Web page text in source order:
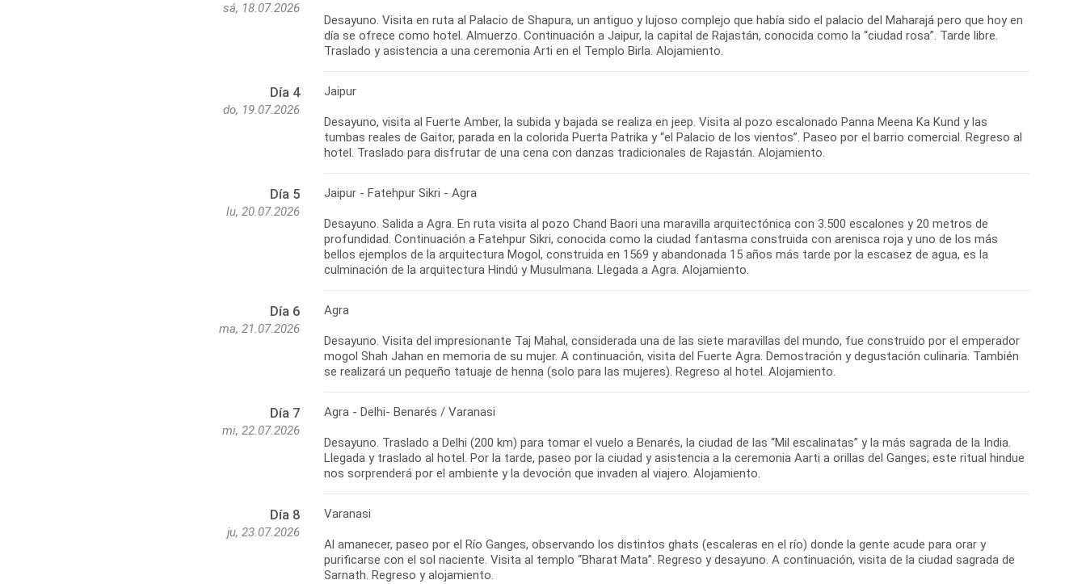
sá, 18.07.2026
Desayuno. Visita en ruta al Palacio de Shapura, un antiguo y lujoso complejo que había sido el palacio del Maharajá pero que hoy en
día se ofrece como hotel. Almuerzo. Continuación a Jaipur, la capital de Rajastán, conocida como la “ciudad rosa”. Tarde libre.
Traslado y asistencia a una ceremonia Arti en el Templo Birla. Alojamiento.
Día 4
do, 19.07.2026
Jaipur
Desayuno, visita al Fuerte Amber, la subida y bajada se realiza en jeep. Visita al pozo escalonado Panna Meena Ka Kund y las
tumbas reales de Gaitor, parada en la colorida Puerta Patrika y “el Palacio de los vientos”. Paseo por el barrio comercial. Regreso al
hotel. Traslado para disfrutar de una cena con danzas tradicionales de Rajastán. Alojamiento.
Día 5
lu, 20.07.2026
Jaipur - Fatehpur Sikri - Agra
Desayuno. Salida a Agra. En ruta visita al pozo Chand Baori una maravilla arquitectónica con 3.500 escalones y 20 metros de
profundidad. Continuación a Fatehpur Sikri, conocida como la ciudad fantasma construida con arenisca roja y uno de los más
bellos ejemplos de la arquitectura Mogol, construida en 1569 y abandonada 15 años más tarde por la escasez de agua, es la
culminación de la arquitectura Hindú y Musulmana. Llegada a Agra. Alojamiento.
Día 6
ma, 21.07.2026
Agra
Desayuno. Visita del impresionante Taj Mahal, considerada una de las siete maravillas del mundo, fue construido por el emperador
mogol Shah Jahan en memoria de su mujer. A continuación, visita del Fuerte Agra. Demostración y degustación culinaria. También
se realizará un pequeño tatuaje de henna (solo para las mujeres). Regreso al hotel. Alojamiento.
Día 7
mi, 22.07.2026
Agra - Delhi- Benarés / Varanasi
Desayuno. Traslado a Delhi (200 km) para tomar el vuelo a Benarés, la ciudad de las “Mil escalinatas” y la más sagrada de la India.
Llegada y traslado al hotel. Por la tarde, paseo por la ciudad y asistencia a la ceremonia Aarti a orillas del Ganges; este ritual hindue
nos sorprenderá por el ambiente y la devoción que invaden al viajero. Alojamiento.
Día 8
ju, 23.07.2026
Varanasi
Al amanecer, paseo por el Río Ganges, observando los distintos ghats (escaleras en el río) donde la gente acude para orar y
purificarse con el sol naciente. Visita al templo “Bharat Mata”. Regreso y desayuno. A continuación, visita de la ciudad sagrada de
Sarnath. Regreso y alojamiento.